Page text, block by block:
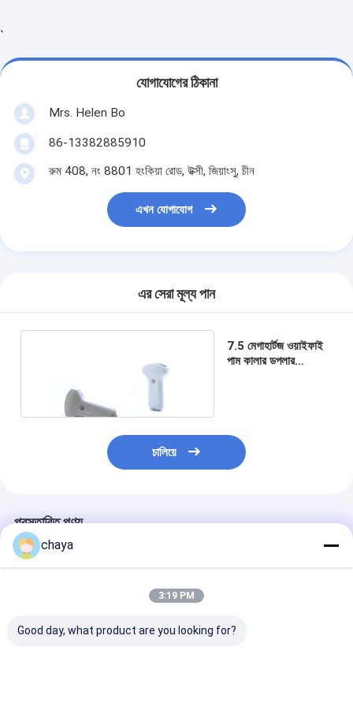
মেডিকেল অনুপ্রেরণা পাম্প
শিরা লোকেটার ডিভাইস
ম্যানুয়াল ভ্যাকুয়াম অ্যাসপিরেশন
স্থায়ী মেকআপ মেশিন
`
যোগাযোগের ঠিকানা
Mrs. Helen Bo
86-13382885910
রুম 408, নং 8801 হংকিয়া রোড, উক্সী, জিয়াংসু, চীন
এখন যোগাযোগ
এর সেরা মূল্য পান
7.5 মেগাহার্টজ ওয়াইফাই
পাম কালার ডপলার
চালিয়ে
প্রস্তাবিত পণ্য
chaya
3:19 PM
Good day, what product are you looking for?